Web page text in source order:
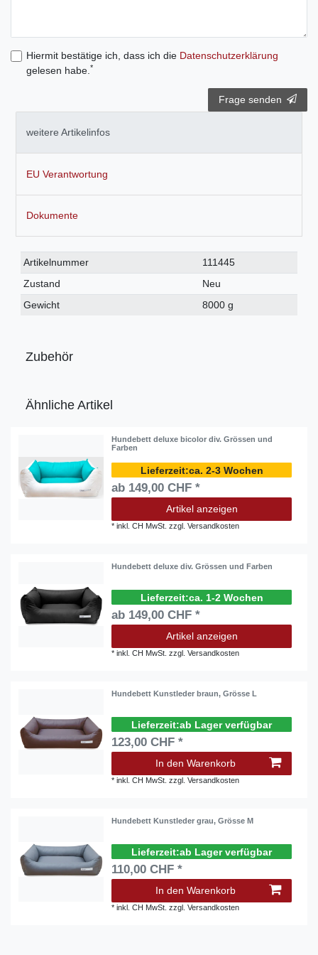
Hiermit bestätige ich, dass ich die Daten­schutz­erklärung
gelesen habe. *
Frage senden
weitere Artikelinfos
EU Verantwortung
Dokumente
Technisches
Merkmal
Wert
Artikelnummer
111445
Zustand
Neu
Gewicht
8000 g
Zubehör
Ähnliche Artikel
Hundebett deluxe bicolor div. Grössen und
Farben
ca. 2-3 Wochen
ab 149,00 CHF *
Artikel anzeigen
*inkl. CH MwSt. zzgl.Versandkosten
Hundebett deluxe div. Grössen und Farben
ca. 1-2 Wochen
ab 149,00 CHF *
Artikel anzeigen
*inkl. CH MwSt. zzgl.Versandkosten
Hundebett Kunstleder braun, Grösse L
ab Lager verfügbar
123,00 CHF *
In den Warenkorb
*inkl. CH MwSt. zzgl.Versandkosten
Hundebett Kunstleder grau, Grösse M
ab Lager verfügbar
110,00 CHF *
In den Warenkorb
*inkl. CH MwSt. zzgl.Versandkosten